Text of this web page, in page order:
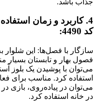
جذاب باشد.
4. کاربرد و زمان
کد 4490:
سازگار با فصل‌ها: این
فصول بهار و تابستان بسیار
می‌توان با پوشیدن یک بلوز
استفاده کرد. مناسب برای
می‌توان در پیاده‌روی، بازی
در خانه استفاده کرد.